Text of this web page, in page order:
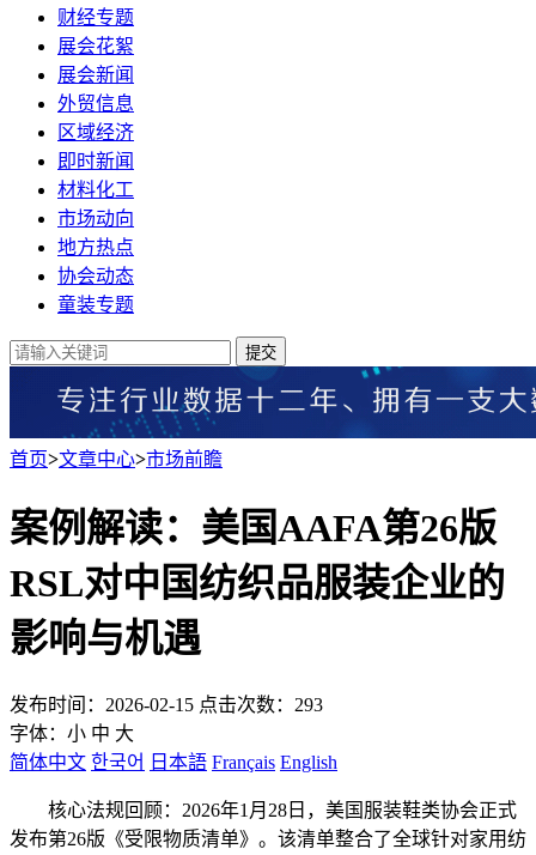
财经专题
展会花絮
展会新闻
外贸信息
区域经济
即时新闻
材料化工
市场动向
地方热点
协会动态
童装专题
提交
首页>文章中心>市场前瞻
案例解读：美国AAFA第26版
RSL对中国纺织品服装企业的
影响与机遇
发布时间：2026-02-15 点击次数：293
字体： 小 中 大
简体中文 한국어 日本語 Français English
核心法规回顾：2026年1月28日，美国服装鞋类协会正式
发布第26版《受限物质清单》。该清单整合了全球针对家用纺